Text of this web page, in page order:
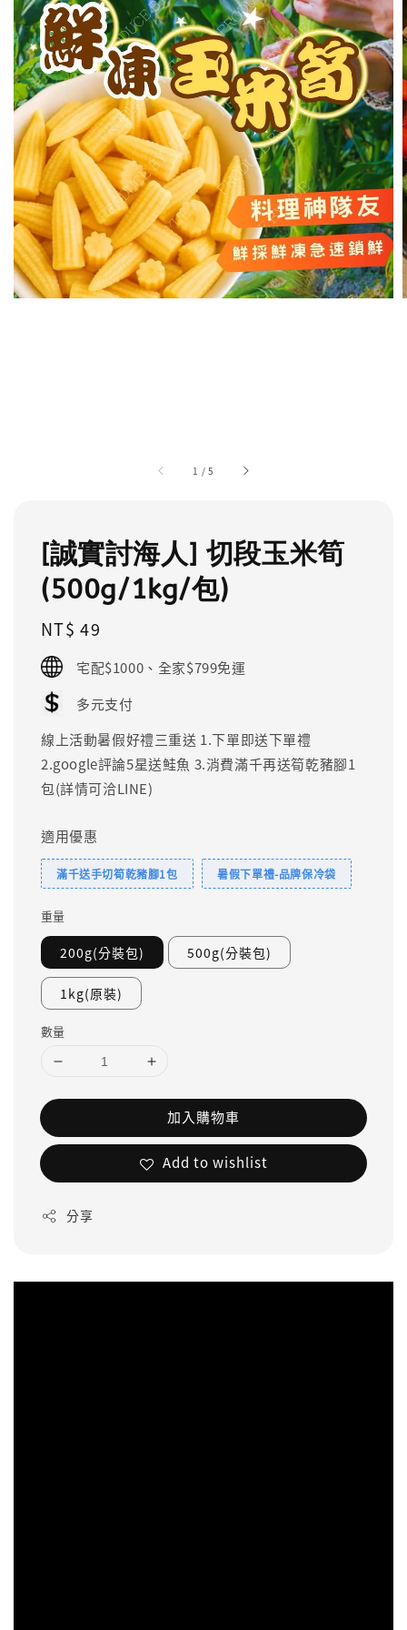
1 /5
[誠實討海人] 切段玉米筍
(500g/1kg/包)
Regular
price
NT$ 49
宅配$1000、全家$799免運
多元支付
線上活動暑假好禮三重送 1.下單即送下單禮
2.google評論5星送鮭魚 3.消費滿千再送筍乾豬腳1
包(詳情可洽LINE)
適用優惠
滿千送手切筍乾豬腳1包 暑假下單禮-品牌保冷袋
重量
200g(分裝包) 500g(分裝包)
1kg(原裝)
數量
加入購物車
Add to wishlist
分享